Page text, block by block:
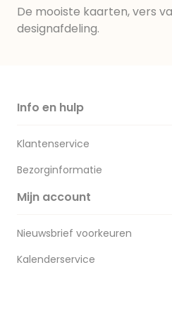
De mooiste kaarten, vers
designafdeling.
Info en hulp
Klantenservice
Bezorginformatie
Mijn account
Nieuwsbrief voorkeuren
Kalenderservice